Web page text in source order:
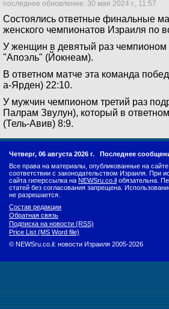
последнее обновление: 30 мая 2024 г., 11:57
Состоялись ответные финальные
женского чемпионатов Израиля по
У женщин в девятый раз чемпионом
"Апоэль" (Йокнеам).
В ответном матче эта команда
а-Ярден) 22:10.
У мужчин чемпионом третий раз
Палрам Звулун), который в
(Тель-Авив) 8:9.
Четверг, 06 августа 2026 г. Последнее
Все права на материалы, опубликованные на
соответствии с законодательством Израиля. При
сайта гиперссылка на NEWSru.co.il обязательна.
статей без согласования запрещена.
не разрешается.
Состав редакции
Обратная связь
Подписка на новости (RSS)
Price List (MS Word file)
© NEWSru.co.il: новости Израиля 2005-2026